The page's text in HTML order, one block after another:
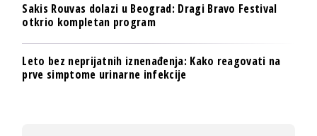
Sakis Rouvas dolazi u Beograd: Dragi Bravo Festival
otkrio kompletan program
Leto bez neprijatnih iznenađenja: Kako reagovati na
prve simptome urinarne infekcije